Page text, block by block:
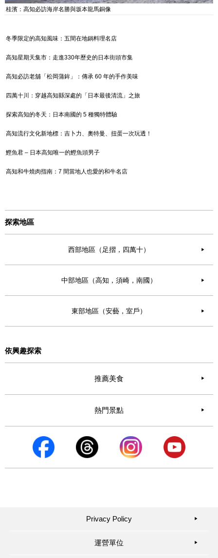
桂濱：高知必訪海岸名勝與坂本龍馬銅像
冬季限定的高知風味：五間在地鍋料理名店
高知星期天集市：走進330年歷史的日本街頭市集
高知必訪老舖「松岡蒲鉾」：傳承 60 年的手作美味
四萬十川：穿越高知縣深處的「日本最後清流」之旅
探索高知的冬天：日本南國的 5 種獨特體驗
高知流行文化新地標：吉卜力、奧特曼、扭蛋一次玩透！
鰹魚君 – 日本高知唯一的鰹魚頭男子
高知和牛燒肉指南：7 間當地人也愛的和牛名店
探索地區
西部地區（足摺，四萬十） ▶︎
中部地區（高知，須崎，南國） ▶︎
東部地區（安藝，室戶） ▶︎
依興趣探索
推薦美食
熱門景點
Privacy Policy ▶︎
運營單位 ▶︎